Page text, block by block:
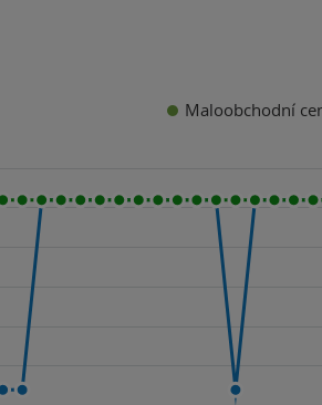
Maloobchodní